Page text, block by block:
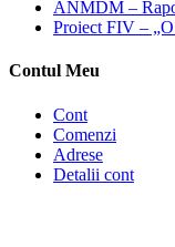
ANMDM –
Proiect FIV –
Contul Meu
Cont
Comenzi
Adrese
Detalii cont